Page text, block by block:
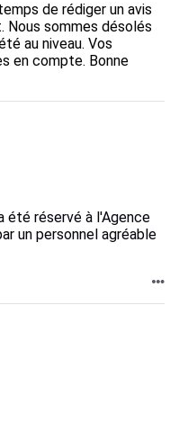
de rédiger un avis
Nous sommes désolés
au niveau. Vos
en compte. Bonne
été réservé à l'Agence
un personnel agréable